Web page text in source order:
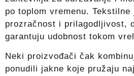
po toplom vremenu. Tekstilne
prozračnost i prilagodljivost,
garantuju udobnost tokom
Neki proizvođači čak
ponudili jakne koje pružaju